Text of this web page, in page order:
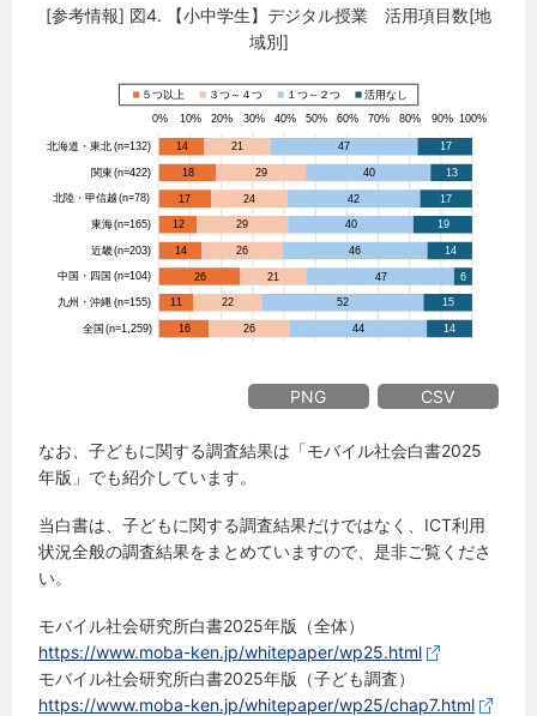
[参考情報] 図4. 【小中学生】デジタル授業 活用項目数[地
域別]
PNG CSV
なお、子どもに関する調査結果は「モバイル社会白書2025
年版」でも紹介しています。
当白書は、子どもに関する調査結果だけではなく、ICT利用
状況全般の調査結果をまとめていますので、是非ご覧くださ
い。
モバイル社会研究所白書2025年版（全体）
https://www.moba-ken.jp/whitepaper/wp25.html
モバイル社会研究所白書2025年版（子ども調査）
https://www.moba-ken.jp/whitepaper/wp25/chap7.html